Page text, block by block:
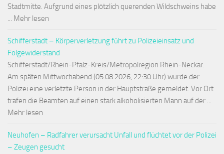
Stadtmitte. Aufgrund eines plötzlich querenden Wildschweins habe
... Mehr lesen
Schifferstadt – Körperverletzung führt zu Polizeieinsatz und
Folgewiderstand
Schifferstadt/Rhein-Pfalz-Kreis/Metropolregion Rhein-Neckar.
Am späten Mittwochabend (05.08.2026, 22:30 Uhr) wurde der
Polizei eine verletzte Person in der Hauptstraße gemeldet. Vor Ort
trafen die Beamten auf einen stark alkoholisierten Mann auf der ...
Mehr lesen
Neuhofen – Radfahrer verursacht Unfall und flüchtet vor der Polizei
– Zeugen gesucht